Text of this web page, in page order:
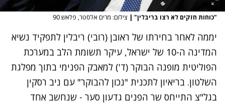
"כוחות חזקים לא רצו בריבלין" | צילום: מרים אלסטר, פלאש 90
יממה לאחר בחירתו של ראובן (רובי) ריבלין לתפקיד נשיא
המדינה ה-10 של ישראל
, עיקר תשומת הלב במערכת
הפוליטית מופנה הבוקר (ד') למאבק הפנימי בתוך מפלגת
השלטון. בריאיון לתכנית "נכון להבוקר" עם ניב רסקין
בגל"צ התייחס שר הפנים גדעון סער - שנחשב אחד